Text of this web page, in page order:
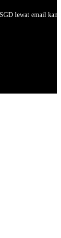
lewat email